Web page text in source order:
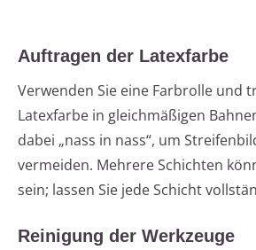
Auftragen der Latexfarbe
Verwenden Sie eine Farbrolle und
Latexfarbe in gleichmäßigen
dabei „nass in nass“, um
vermeiden. Mehrere Schichten
sein; lassen Sie jede Schicht
Reinigung der Werkzeuge